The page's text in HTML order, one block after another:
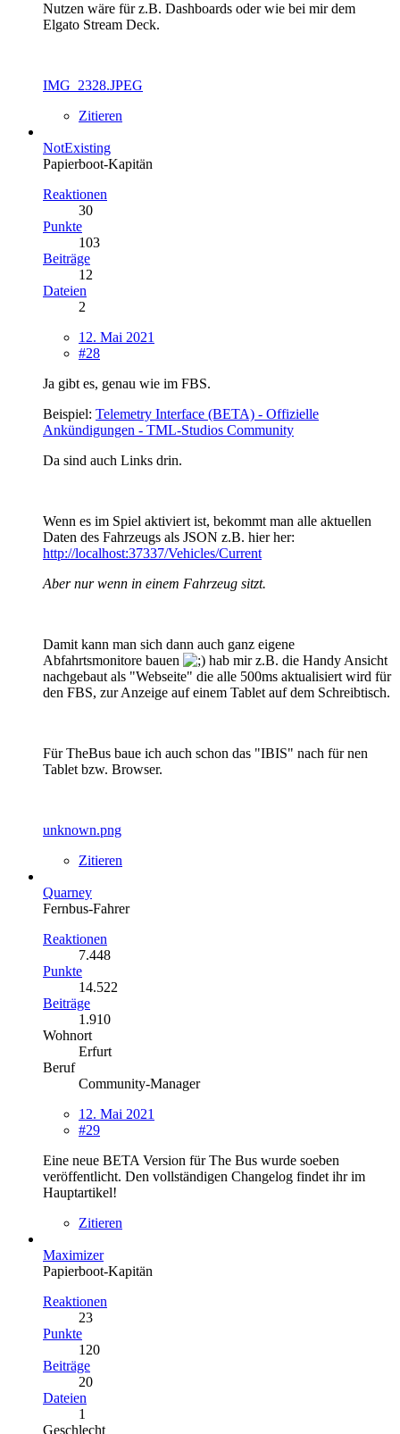
Nutzen wäre für z.B. Dashboards oder wie bei mir dem
Elgato Stream Deck.
IMG_2328.JPEG
Zitieren
NotExisting
Papierboot-Kapitän
Reaktionen
30
Punkte
103
Beiträge
12
Dateien
2
12. Mai 2021
#28
Ja gibt es, genau wie im FBS.
Beispiel: Telemetry Interface (BETA) - Offizielle
Ankündigungen - TML-Studios Community
Da sind auch Links drin.
Wenn es im Spiel aktiviert ist, bekommt man alle aktuellen
Daten des Fahrzeugs als JSON z.B. hier her:
http://localhost:37337/Vehicles/Current
Aber nur wenn in einem Fahrzeug sitzt.
Damit kann man sich dann auch ganz eigene
Abfahrtsmonitore bauen
hab mir z.B. die Handy Ansicht
nachgebaut als "Webseite" die alle 500ms aktualisiert wird für
den FBS, zur Anzeige auf einem Tablet auf dem Schreibtisch.
Für TheBus baue ich auch schon das "IBIS" nach für nen
Tablet bzw. Browser.
unknown.png
Zitieren
Quarney
Fernbus-Fahrer
Reaktionen
7.448
Punkte
14.522
Beiträge
1.910
Wohnort
Erfurt
Beruf
Community-Manager
12. Mai 2021
#29
Eine neue BETA Version für The Bus wurde soeben
veröffentlicht. Den vollständigen Changelog findet ihr im
Hauptartikel!
Zitieren
Maximizer
Papierboot-Kapitän
Reaktionen
23
Punkte
120
Beiträge
20
Dateien
1
Geschlecht